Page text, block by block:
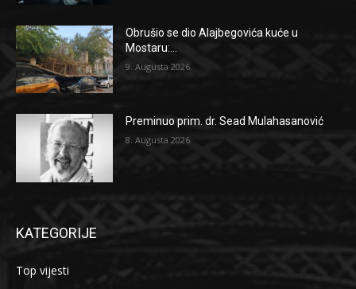
Obrušio se dio Alajbegovića kuće u
Mostaru:...
9. Augusta 2026.
Preminuo prim. dr. Sead Mulahasanović
8. Augusta 2026.
KATEGORIJE
Top vijesti